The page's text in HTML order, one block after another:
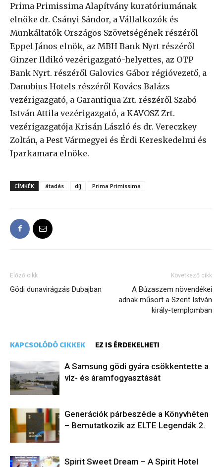
Prima Primissima Alapítvány kuratóriumának
elnöke dr. Csányi Sándor, a Vállalkozók és
Munkáltatók Országos Szövetségének részéről
Eppel János elnök, az MBH Bank Nyrt részéről
Ginzer Ildikó vezérigazgató-helyettes, az OTP
Bank Nyrt. részéről Galovics Gábor régióvezető, a
Danubius Hotels részéről Kovács Balázs
vezérigazgató, a Garantiqua Zrt. részéről Szabó
István Attila vezérigazgató, a KAVOSZ Zrt.
vezérigazgatója Krisán László és dr. Vereczkey
Zoltán, a Pest Vármegyei és Érdi Kereskedelmi és
Iparkamara elnöke.
CÍMKÉK átadás díj Prima Primissima
Előző cikk
Gödi dunavirágzás Dubajban
Következő cikk
A Búzaszem növendékei
adnak műsort a Szent István
király-templomban
KAPCSOLÓDÓ CIKKEK EZ IS ÉRDEKELHETI
A Samsung gödi gyára csökkentette a
víz- és áramfogyasztását
Generációk párbeszéde a Könyvhéten
– Bemutatkozik az ELTE Legendák 2.
​Spirit Sweet Dream – A Spirit Hotel